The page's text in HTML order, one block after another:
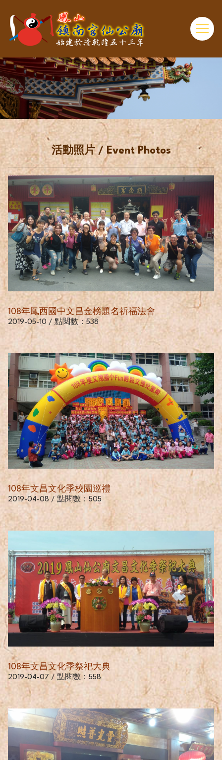
活動照片 / Event Photos
108年鳳西國中文昌金榜題名祈福法會
2019-05-10 / 點閱數：538
108年文昌文化季校園巡禮
2019-04-08 / 點閱數：505
108年文昌文化季祭祀大典
2019-04-07 / 點閱數：558